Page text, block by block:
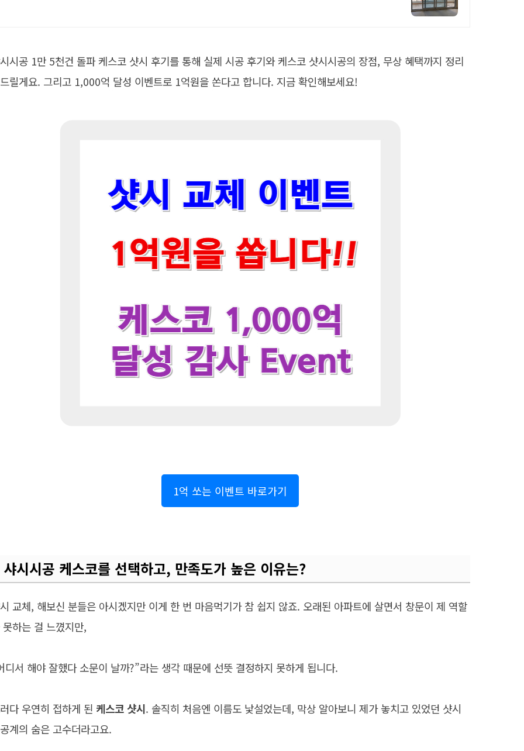
시공 1만 5천건 돌파 케스코 샷시 후기를 통해 실제 시공 후기와 케스코 샷시시공의 장점, 무상 혜택까지 정리
릴게요. 그리고 1,000억 달성 이벤트로 1억원을 쏜다고 합니다. 지금 확인해보세요!
1억 쏘는 이벤트 바로가기
샤시시공 케스코를 선택하고, 만족도가 높은 이유는?
교체, 해보신 분들은 아시겠지만 이게 한 번 마음먹기가 참 쉽지 않죠. 오래된 아파트에 살면서 창문이 제 역할
못하는 걸 느꼈지만,
디서 해야 잘했다 소문이 날까?”라는 생각 때문에 선뜻 결정하지 못하게 됩니다.
다 우연히 접하게 된 케스코 샷시. 솔직히 처음엔 이름도 낯설었는데, 막상 알아보니 제가 놓치고 있었던 샷시
계의 숨은 고수더라고요.